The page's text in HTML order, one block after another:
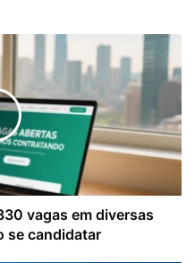
vagas em diversas
se candidatar